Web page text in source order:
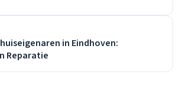
in Eindhoven:
Reparatie